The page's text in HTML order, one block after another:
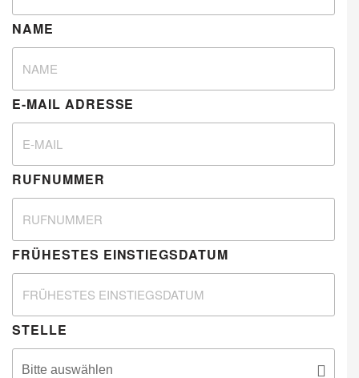
NAME
E-MAIL ADRESSE
RUFNUMMER
FRÜHESTES EINSTIEGSDATUM
STELLE